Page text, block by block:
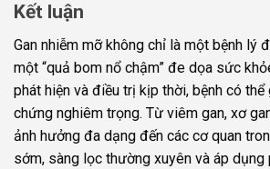
Kết luận
Gan nhiễm mỡ không chỉ là một bệnh lý
một “quả bom nổ chậm” đe dọa sức
phát hiện và điều trị kịp thời, bệnh có thể
chứng nghiêm trọng. Từ viêm gan, xơ
ảnh hưởng đa dạng đến các cơ quan
sớm, sàng lọc thường xuyên và áp dụng